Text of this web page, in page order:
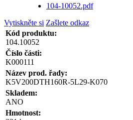
104-10052.pdf
Vytiskněte si Zašlete odkaz
Kód produktu:
104.10052
Číslo části:
K000111
Název prod. řady:
K5V200DTH160R-5L29-K070
Skladem:
ANO
Hmotnost: